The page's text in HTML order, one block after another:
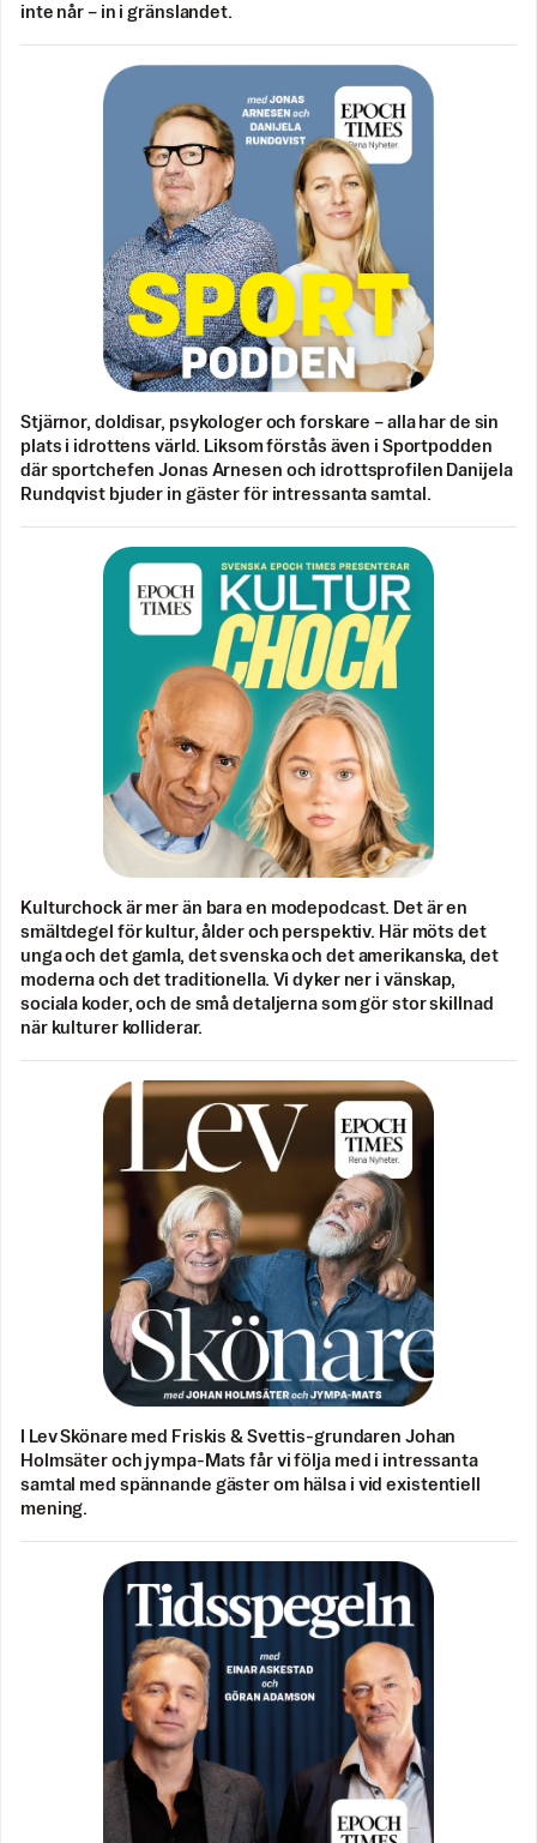
inte når – in i gränslandet.
Stjärnor, doldisar, psykologer och forskare – alla har de sin
plats i idrottens värld. Liksom förstås även i Sportpodden
där sportchefen Jonas Arnesen och idrottsprofilen Danijela
Rundqvist bjuder in gäster för intressanta samtal.
Kulturchock är mer än bara en modepodcast. Det är en
smältdegel för kultur, ålder och perspektiv. Här möts det
unga och det gamla, det svenska och det amerikanska, det
moderna och det traditionella. Vi dyker ner i vänskap,
sociala koder, och de små detaljerna som gör stor skillnad
när kulturer kolliderar.
I Lev Skönare med Friskis & Svettis-grundaren Johan
Holmsäter och jympa-Mats får vi följa med i intressanta
samtal med spännande gäster om hälsa i vid existentiell
mening.